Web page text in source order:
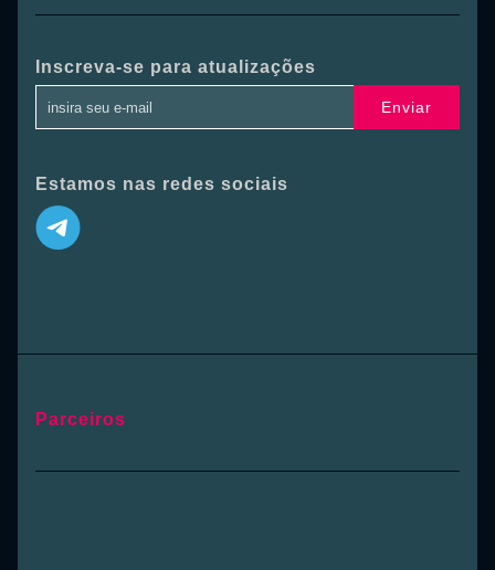
Inscreva-se para atualizações
Enviar
Estamos nas redes sociais
Parceiros